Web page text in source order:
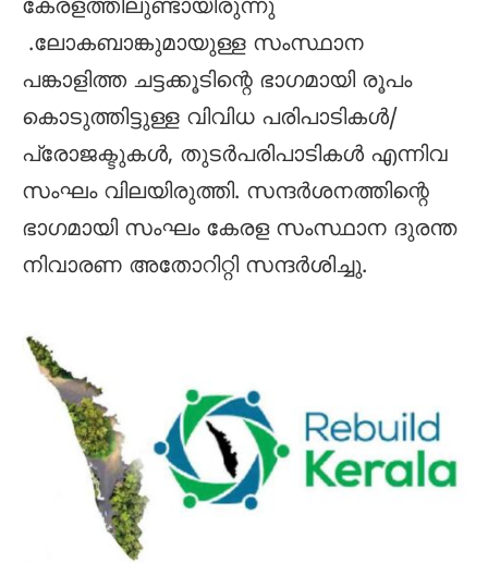
കേരളത്തിലുണ്ടായിരുന്നു
.ലോകബാങ്കുമായുള്ള സംസ്ഥാന
പങ്കാളിത്ത ചട്ടക്കൂടിന്റെ ഭാഗമായി രൂപം
കൊടുത്തിട്ടുള്ള വിവിധ പരിപാടികൾ/
പ്രോജക്ടുകൾ, തുടര്‍പരിപാടികൾ എന്നിവ
സംഘം വിലയിരുത്തി. സന്ദർശനത്തിന്റെ
ഭാഗമായി സംഘം കേരള സംസ്ഥാന ദുരന്ത
നിവാരണ അതോറിറ്റി സന്ദർശിച്ചു.